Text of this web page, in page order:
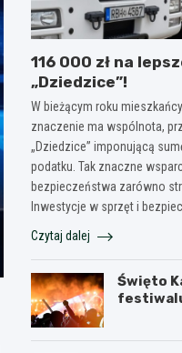
116 000 zł na
„Dziedzice”!
W bieżącym roku
znaczenie ma wspólnota,
„Dziedzice” imponującą
podatku. Tak znaczne
bezpieczeństwa zarówno
Inwestycje w sprzęt i
Czytaj dalej
Święto